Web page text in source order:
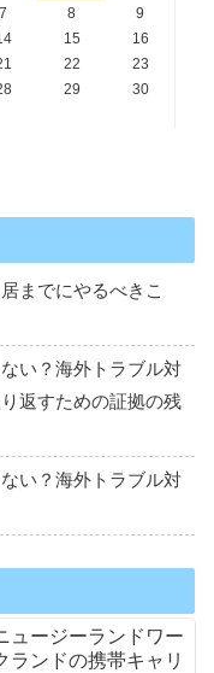
7 8
9
15
16
22
23
29
30
までにやるべきこ
い？海外トラブル対
返すための証拠の残
い？海外トラブル対
ュージーランドワー
ランドの携帯キャリ